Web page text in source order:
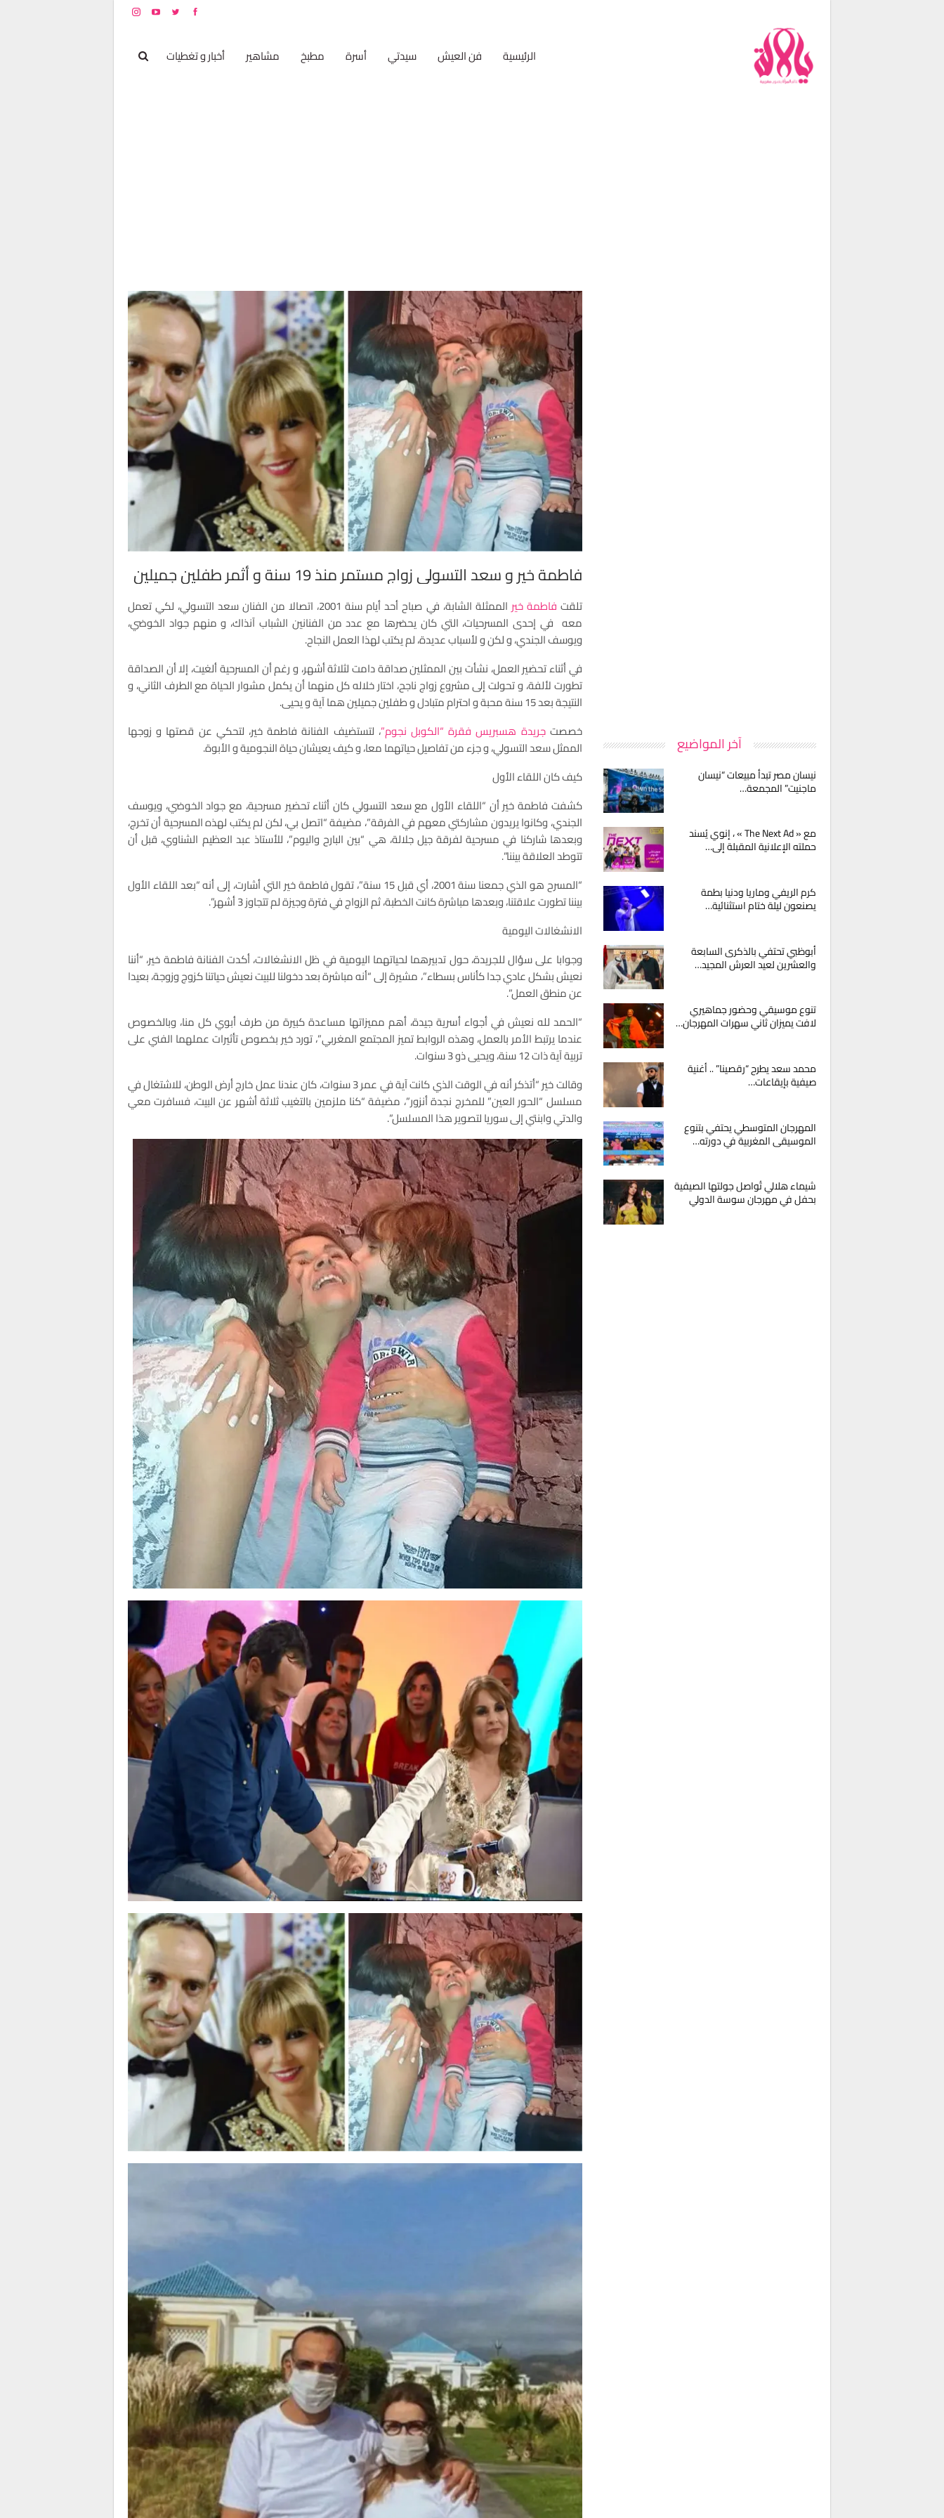
الرئيسية فن العيش سيدتي أسرة مطبخ مشاهير أخبار و تغطيات
فاطمة خير و سعد التسولي زواج مستمر منذ 19 سنة و أثمر طفلين جميلين
تلقت فاطمة خير
الممثلة الشابة، في صباح أحد أيام سنة 2001، اتصالا من الفنان سعد التسولي، لكي تعمل
معه في إحدى المسرحيات، التي كان يحضرها مع عدد من الفنانين الشباب آنذاك، و منهم جواد الخوضي،
ويوسف الجندي، و لكن و لأسباب عديدة، لم يكتب لهذا العمل النجاح.
في أثناء تحضير العمل، نشأت بين الممثلين صداقة دامت لثلاثة أشهر، و رغم أن المسرحية ألغيت، إلا أن الصداقة
تطورت لألفة، و تحولت إلى مشروع زواج ناجح، اختار خلاله كل منهما أن يكمل مشوار الحياة مع الطرف الثاني، و
النتيجة بعد 15 سنة محبة و احترام متبادل و طفلين جميلين هما آية و يحيى.
خصصتجريدة هسبريس فقرة “الكوبل نجوم”، لتستضيف الفنانة فاطمة خير، لتحكي عن قصتها و زوجها
الممثل سعد التسولي، و جزء من تفاصيل حياتهما معا، و كيف يعيشان حياة النجومية و الأبوة.
كيف كان اللقاء الأول
كشفت فاطمة خير أن “اللقاء الأول مع سعد التسولي كان أثناء تحضير مسرحية، مع جواد الخوضي، ويوسف
الجندي، وكانوا يريدون مشاركتي معهم في الفرقة”، مضيفة “اتصل بي، لكن لم يكتب لهذه المسرحية أن تخرج،
وبعدها شاركنا في مسرحية لفرقة جيل جلالة، هي “بين البارح واليوم”، للأستاذ عبد العظيم الشناوي، قبل أن
تتوطد العلاقة بيننا”.
“المسرح هو الذي جمعنا سنة 2001، أي قبل 15 سنة”، تقول فاطمة خير التي أشارت، إلى أنه “بعد اللقاء الأول
بيننا تطورت علاقتنا، وبعدها مباشرة كانت الخطبة، ثم الزواج في فترة وجيزة لم تتجاوز 3 أشهر”.
الانشغالات اليومية
وجوابا على سؤال للجريدة، حول تدبيرهما لحياتهما اليومية في ظل الانشغالات، أكدت الفنانة فاطمة خير، “أننا
نعيش بشكل عادي جدا كأناس بسطاء”، مشيرة إلى “أنه مباشرة بعد دخولنا للبيت نعيش حياتنا كزوج وزوجة، بعيدا
عن منطق العمل”.
“الحمد لله نعيش في أجواء أسرية جيدة، أهم مميزاتها مساعدة كبيرة من طرف أبوي كل منا، وبالخصوص
عندما يرتبط الأمر بالعمل، وهذه الروابط تميز المجتمع المغربي”، تورد خير بخصوص تأثيرات عملهما الفني على
تربية آية ذات 12 سنة، ويحيى ذو 3 سنوات.
وقالت خير “أتذكر أنه في الوقت الذي كانت آية في عمر 3 سنوات، كان عندنا عمل خارج أرض الوطن، للاشتغال في
مسلسل “الحور العين” للمخرج نجدة أنزور”، مضيفة “كنا ملزمين بالتغيب ثلاثة أشهر عن البيت، فسافرت معي
والدتي وابنتي إلى سوريا لتصوير هذا المسلسل”.
آخر المواضيع
نيسان مصر تبدأ مبيعات “نيسان
ماجنيت” المجمعة…
مع « The Next Ad » ، إنوي يُسند
حملته الإعلانية المقبلة إلى…
كرم الريفي وماريا ودنيا بطمة
يصنعون ليلة ختام استثنائية…
أبوظبي تحتفي بالذكرى السابعة
والعشرين لعيد العرش المجيد…
تنوع موسيقي وحضور جماهيري
لافت يميزان ثاني سهرات المهرجان…
محمد سعد يطرح “رقصينا” .. أغنية
صيفية بإيقاعات…
المهرجان المتوسطي يحتفي بتنوع
الموسيقى المغربية في دورته…
شيماء هلالي تُواصل جولتها الصيفية
بحفل في مهرجان سوسة الدولي